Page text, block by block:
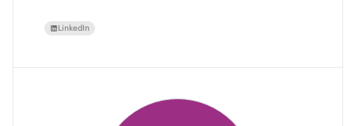
LinkedIn